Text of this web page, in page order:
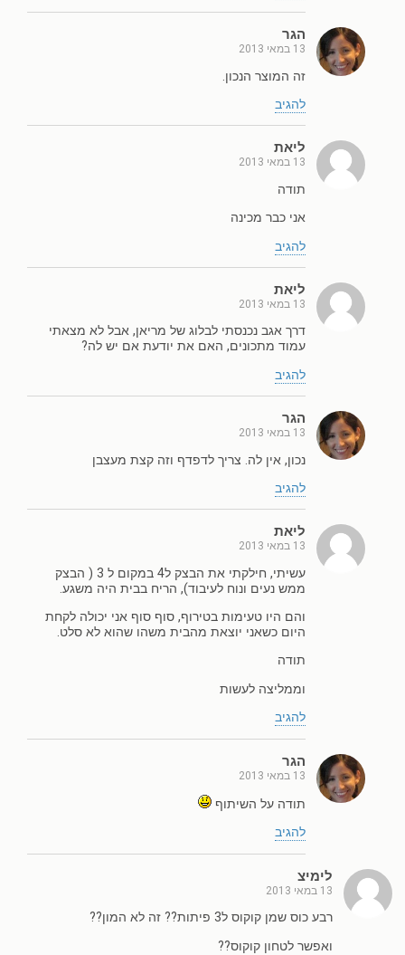
הגר
13 במאי 2013
זה המוצר הנכון.
להגיב
ליאת
13 במאי 2013
תודה
אני כבר מכינה
להגיב
ליאת
13 במאי 2013
דרך אגב נכנסתי לבלוג של מריאן, אבל לא מצאתי
עמוד מתכונים, האם את יודעת אם יש לה?
להגיב
הגר
13 במאי 2013
נכון, אין לה. צריך לדפדף וזה קצת מעצבן
להגיב
ליאת
13 במאי 2013
עשיתי, חילקתי את הבצק ל4 במקום ל 3 ( הבצק
ממש נעים ונוח לעיבוד), הריח בבית היה משגע.
והם היו טעימות בטירוף, סוף סוף אני יכולה לקחת
היום כשאני יוצאת מהבית משהו שהוא לא סלט.
תודה
וממליצה לעשות
להגיב
הגר
13 במאי 2013
תודה על השיתוף
להגיב
לימיצ
13 במאי 2013
רבע כוס שמן קוקוס ל3 פיתות?? זה לא המון??
ואפשר לטחון קוקוס??